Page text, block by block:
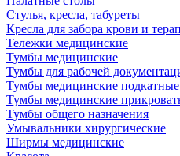
Стулья, кресла, табуреты
Кресла для забора крови и
Тележки медицинские
Тумбы медицинские
Тумбы для рабочей
Тумбы медицинские подкатные
Тумбы медицинские
Тумбы общего назначения
Умывальники хирургические
Ширмы медицинские